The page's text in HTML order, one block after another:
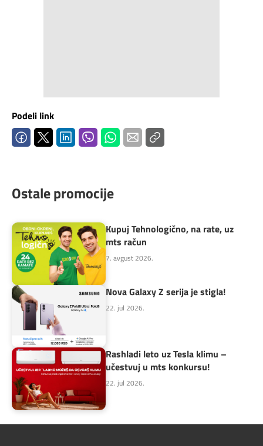
Podeli link
Ostale promocije
Kupuj Tehnologično, na rate, uz
mts račun
7. avgust 2026.
Nova Galaxy Z serija je stigla!
22. jul 2026.
Rashladi leto uz Tesla klimu –
učestvuj u mts konkursu!
22. jul 2026.